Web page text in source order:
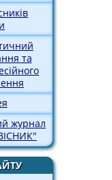
та
журнал